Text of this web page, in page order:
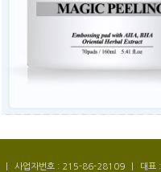
사업자번호 : 215-86-28109
대표